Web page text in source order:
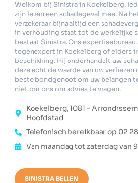
Welkom bij Sinistra in Koekelberg.
zijn leven een schadegeval mee. Na
verzekeraar bijna altijd een
in verhouding staat tot de werkelijke
bestaat Sinistra. Ons expertisebureau
tegenexpert in Koekelberg of elders
beschikking. Hij onderhandelt uw
deze echt de waarde van uw verliezen
beste bondgenoot om uw belangen
niet om ons om advies te vragen.
Koekelberg, 1081 –
Hoofdstad
Telefonisch bereikbaar op 02
Van maandag tot zaterdag van
SINISTRA BELLEN